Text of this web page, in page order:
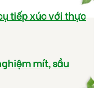
tiếp xúc với thực
mít, sầu